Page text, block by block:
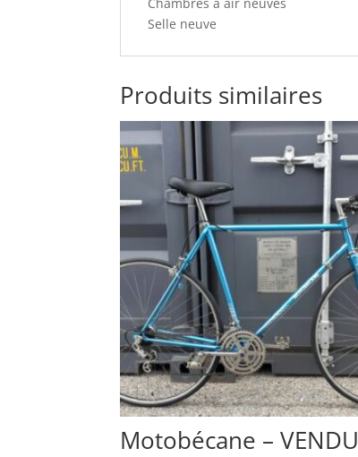
Selle neuve
Produits similaires
Motobécane – VENDU